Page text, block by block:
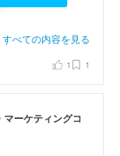
すべての内容を見る
1 1
マーケティングコ